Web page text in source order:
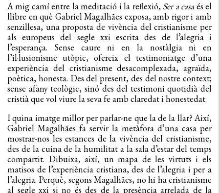
A mig camí entre la meditació i la reflexió, Ser a casaés el
llibre en què Gabriel Magalhães exposa, amb rigor i amb
senzillesa, una proposta de vivència del cristianisme per
als europeus del segle xxi escrita des de l’alegria i
l’esperança. Sense caure ni en la nostàlgia ni en
l’il·lusionisme utòpic, ofereix el testimoniatge d’una
experiència del cristianisme desacomplexada, agraïda,
poètica, honesta. Des del present, des del nostre context;
sense afany teològic, sinó des del testimoni quotidià del
cristià que vol viure la seva fe amb claredat i honestedat.
I quina imatge millor per parlar-ne que la de la llar? Així,
Gabriel Magalhães fa servir la metàfora d’una casa per
mostrar-nos les estances de la vivència del cristianisme,
des de la cuina de la humilitat a la sala d’estar del temps
compartit. Dibuixa, així, un mapa de les virtuts i els
matisos de l’experiència cristiana, des de l’alegria i per a
l’alegria. Perquè, segons Magalhães, no hi ha cristianisme
al segle xxi si no és des de la presència arrelada de la